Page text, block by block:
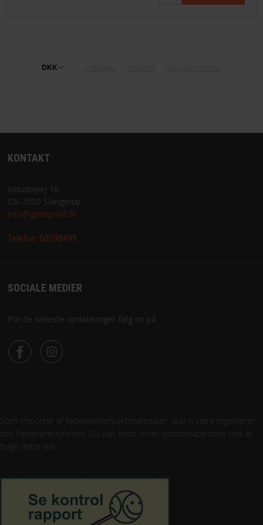
KONTAKT
Industrivej 10
DK-3550 Slangerup
info@gaveproff.dk
Telefon: 60598499
SOCIALE MEDIER
For de seneste opdateringer følg os på
Som importør af fødevarekontaktmaterialer, skal vi være registreret
hos Fødevarestyrelsen. Du kan finde vores kontrolrapporter ved at
følge dette link: